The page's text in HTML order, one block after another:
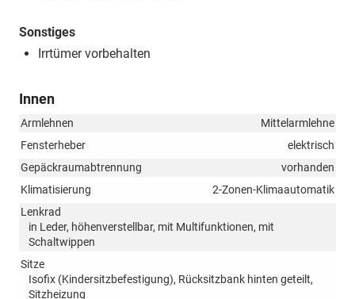
Sonstiges
Irrtümer vorbehalten
Innen
Armlehnen
Mittelarmlehne
Fensterheber
elektrisch
Gepäckraumabtrennung
vorhanden
Klimatisierung
2-Zonen-Klimaautomatik
Lenkrad
in Leder, höhenverstellbar, mit Multifunktionen, mit
Schaltwippen
Sitze
Isofix (Kindersitzbefestigung), Rücksitzbank hinten geteilt,
Sitzheizung